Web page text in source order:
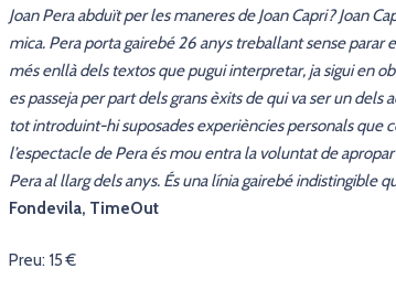
Joan Pera abduït per les maneres de Joan Capri? Joan
mica. Pera porta gairebé 26 anys treballant sense
més enllà dels textos que pugui interpretar, ja sigui en
es passeja per part dels grans èxits de qui va ser un
tot introduint-hi suposades experiències personals que
l’espectacle de Pera és mou entra la voluntat de
Pera al llarg dels anys. És una línia gairebé indistingible
Fondevila, TimeOut
Preu: 15 €